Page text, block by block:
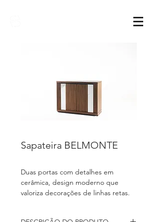
Sapateira BELMONTE
Duas portas com detalhes em
cerâmica, design moderno que
valoriza decorações de linhas retas.